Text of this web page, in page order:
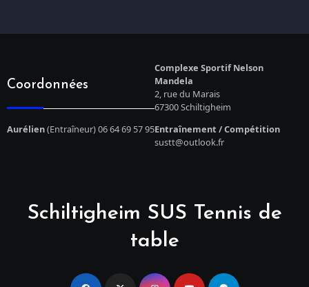
Coordonnées
Complexe Sportif Nelson
Mandela
2, rue du Marais
67300 Schiltigheim
Aurélien(Entraîneur) 06 64 69 57 95Entraînement / Compétition
sustt@outlook.fr
Schiltigheim SUS Tennis de
table